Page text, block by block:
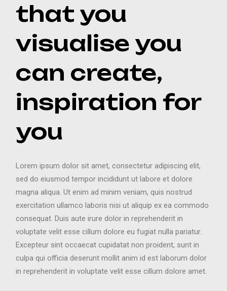
that you
visualise you
can create,
inspiration for
you
Lorem ipsum dolor sit amet, consectetur adipiscing elit,
sed do eiusmod tempor incididunt ut labore et dolore
magna aliqua. Ut enim ad minim veniam, quis nostrud
exercitation ullamco laboris nisi ut aliquip ex ea commodo
consequat. Duis aute irure dolor in reprehenderit in
voluptate velit esse cillum dolore eu fugiat nulla pariatur.
Excepteur sint occaecat cupidatat non proident, sunt in
culpa qui officia deserunt mollit anim id est laborum dolor
in reprehenderit in voluptate velit esse cillum dolore amet.